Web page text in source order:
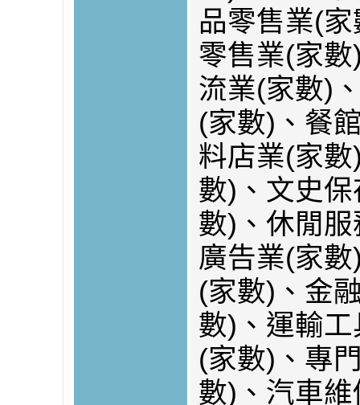
品零售業(
零售業(家
流業(家數)
(家數)、餐
料店業(家
數)、文史
數)、休閒
廣告業(家
(家數)、金
數)、運輸
(家數)、專
數)、汽車